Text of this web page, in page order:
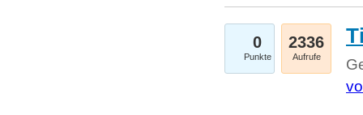
0
Punkte
2336
Aufrufe